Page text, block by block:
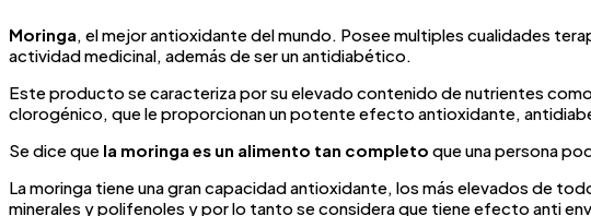
Moringa, el mejor antioxidante del mundo. Posee multiples cualidades
actividad medicinal, además de ser un antidiabético.
Este producto se caracteriza por su elevado contenido de nutrientes
clorogénico, que le proporcionan un potente efecto antioxidante,
Se dice que la moringa es un alimento tan completo que una persona
La moringa tiene una gran capacidad antioxidante, los más elevados de
minerales y polifenoles y por lo tanto se considera que tiene efecto anti